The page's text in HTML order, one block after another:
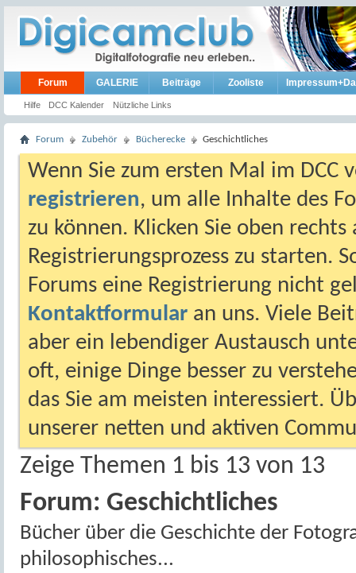
Forum
Hilfe DCC Kalender Nützliche Links
GALERIE Beiträge Zooliste
Forum Zubehör Bücherecke Geschichtliches
Wenn Sie zum ersten Mal im DCC
registrieren, um alle Inhalte des
zu können. Klicken Sie oben
Registrierungsprozess zu starten.
Forums eine Registrierung nicht
Kontaktformular an uns. Viele
aber ein lebendiger Austausch
oft, einige Dinge besser zu
das Sie am meisten interessiert.
unserer netten und aktiven
Zeige Themen 1 bis 13 von 13
Forum: Geschichtliches
Bücher über die Geschichte der
philosophisches...